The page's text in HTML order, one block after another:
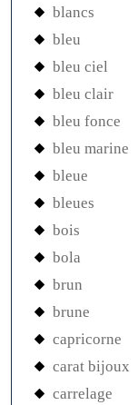
blancs
bleu
bleu ciel
bleu clair
bleu fonce
bleu marine
bleue
bleues
bois
bola
brun
brune
capricorne
carat bijoux
carrelage